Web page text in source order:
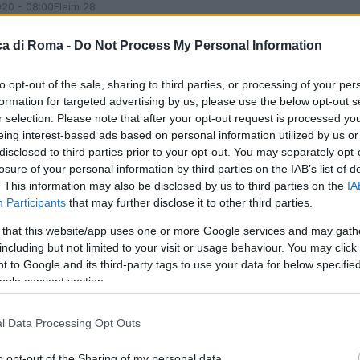
di Roma - Do Not Process My Personal Information
opt-out of the sale, sharing to third parties, or processing of your
for targeted advertising by us, please use the below opt-out
selection. Please note that after your opt-out request is processed
interest-based ads based on personal information utilized by us
to third parties prior to your opt-out. You may separately
of your personal information by third parties on the IAB’s list of
This information may also be disclosed by us to third parties on the
Participants that may further disclose it to other third parties.
that this website/app uses one or more Google services and may
but not limited to your visit or usage behaviour. You may
to Google and its third-party tags to use your data for below
consent section.
Data Processing Opt Outs
- 08:00Eleim 28
a caro prezzo”. Dopo aver tagliato i fondi
→
A FONDI – AGRICOLTORE
IN PIENA ZONA ROSSA
- 16:28Stefano Ferrera
nel comune in provincia di Latina, che da
è stata…